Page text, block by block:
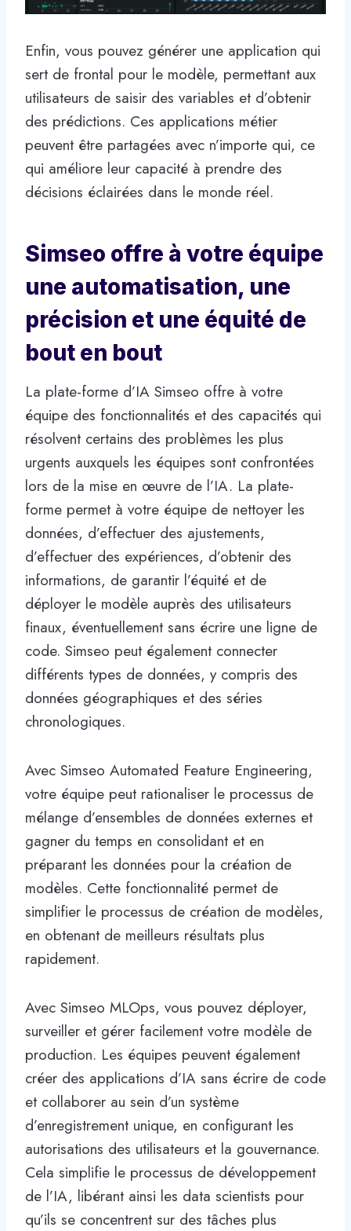
Enfin, vous pouvez générer une application qui
sert de frontal pour le modèle, permettant aux
utilisateurs de saisir des variables et d’obtenir
des prédictions. Ces applications métier
peuvent être partagées avec n’importe qui, ce
qui améliore leur capacité à prendre des
décisions éclairées dans le monde réel.
Simseo offre à votre équipe
une automatisation, une
précision et une équité de
bout en bout
La plate-forme d’IA Simseo offre à votre
équipe des fonctionnalités et des capacités qui
résolvent certains des problèmes les plus
urgents auxquels les équipes sont confrontées
lors de la mise en œuvre de l’IA. La plate-
forme permet à votre équipe de nettoyer les
données, d’effectuer des ajustements,
d’effectuer des expériences, d’obtenir des
informations, de garantir l’équité et de
déployer le modèle auprès des utilisateurs
finaux, éventuellement sans écrire une ligne de
code. Simseo peut également connecter
différents types de données, y compris des
données géographiques et des séries
chronologiques.
Avec Simseo Automated Feature Engineering,
votre équipe peut rationaliser le processus de
mélange d’ensembles de données externes et
gagner du temps en consolidant et en
préparant les données pour la création de
modèles. Cette fonctionnalité permet de
simplifier le processus de création de modèles,
en obtenant de meilleurs résultats plus
rapidement.
Avec Simseo MLOps, vous pouvez déployer,
surveiller et gérer facilement votre modèle de
production. Les équipes peuvent également
créer des applications d’IA sans écrire de code
et collaborer au sein d’un système
d’enregistrement unique, en configurant les
autorisations des utilisateurs et la gouvernance.
Cela simplifie le processus de développement
de l’IA, libérant ainsi les data scientists pour
qu’ils se concentrent sur des tâches plus